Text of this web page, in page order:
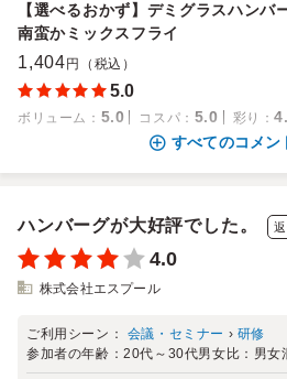
【選べるおかず】デミグラスハン
南蛮かミックスフライ
1,404 円（税込）
5.0
ボリューム ： 5.0 コスパ ： 5.0 彩り ：
すべてのコメン
ハンバーグが大好評でした。
4.0
株式会社エスプール
ご利用シーン： 会議・セミナー › 研修
参加者の年齢：20代～30代男女比： 男女